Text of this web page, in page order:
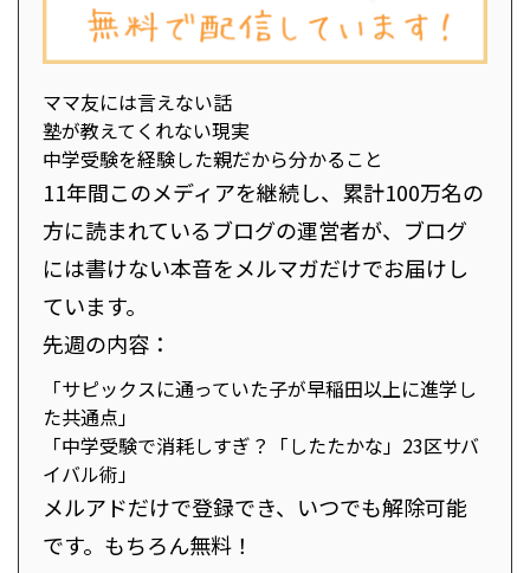
ママ友には言えない話
塾が教えてくれない現実
中学受験を経験した親だから分かること
11年間このメディアを継続し、累計100万名の
方に読まれているブログの運営者が、ブログ
には書けない本音をメルマガだけでお届けし
ています。
先週の内容：
「サピックスに通っていた子が早稲田以上に進学し
た共通点」
「中学受験で消耗しすぎ？「したたかな」23区サバ
イバル術」
メルアドだけで登録でき、いつでも解除可能
です。もちろん無料！